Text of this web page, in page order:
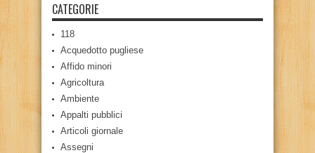
CATEGORIE
118
Acquedotto pugliese
Affido minori
Agricoltura
Ambiente
Appalti pubblici
Articoli giornale
Assegni